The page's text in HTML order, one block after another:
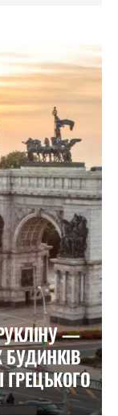
—
БУДИНКІВ